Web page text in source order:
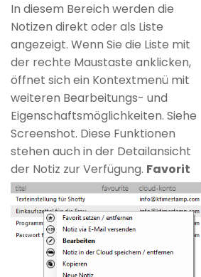
In diesem Bereich werden die
Notizen direkt oder als Liste
angezeigt. Wenn Sie die Liste mit
der rechte Maustaste anklicken,
öffnet sich ein Kontextmenü mit
weiteren Bearbeitungs- und
Eigenschaftsmöglichkeiten. Siehe
Screenshot. Diese Funktionen
stehen auch in der Detailansicht
der Notiz zur Verfügung. Favorit